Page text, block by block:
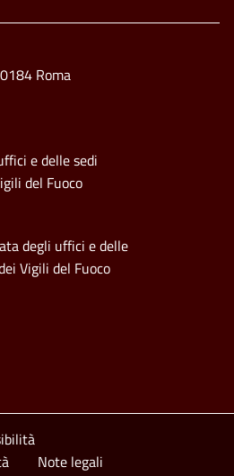
Roma
e delle sedi
del Fuoco
degli uffici e delle
Vigili del Fuoco
Note legali